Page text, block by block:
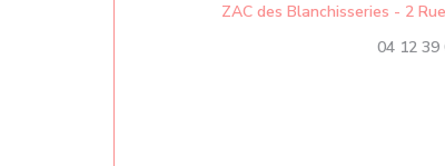
ZAC des Blanchisseries - 2
04 12 39